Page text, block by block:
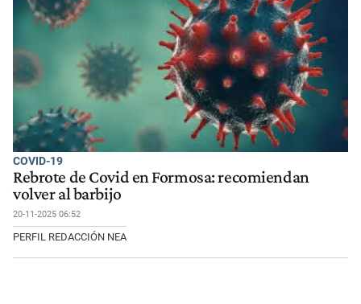
COVID-19
Rebrote de Covid en Formosa: recomiendan
volver al barbijo
20-11-2025 06:52
PERFIL REDACCIÓN NEA